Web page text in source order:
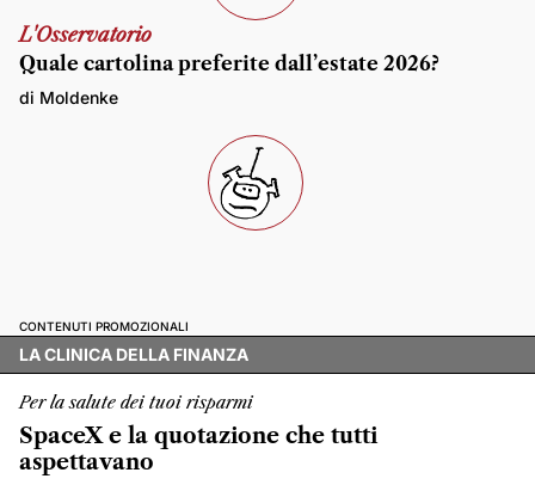
L'Osservatorio
Quale cartolina preferite dall’estate 2026?
di Moldenke
CONTENUTI PROMOZIONALI
LA CLINICA DELLA FINANZA
Per la salute dei tuoi risparmi
SpaceX e la quotazione che tutti
aspettavano